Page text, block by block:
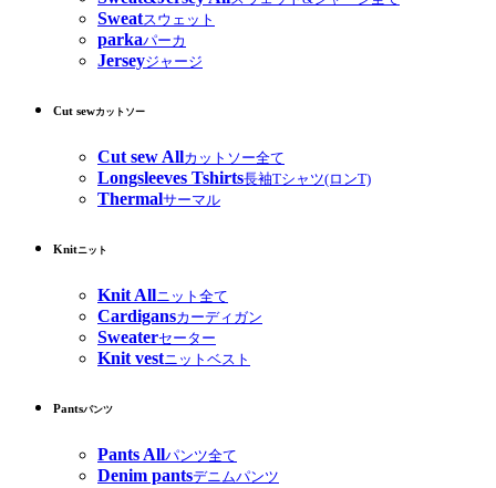
Sweatスウェット
parkaパーカ
Jerseyジャージ
Cut sewカットソー
Cut sew Allカットソー全て
Longsleeves Tshirts長袖Tシャツ(ロンT)
Thermalサーマル
Knitニット
Knit Allニット全て
Cardigansカーディガン
Sweaterセーター
Knit vestニットベスト
Pantsパンツ
Pants Allパンツ全て
Denim pantsデニムパンツ